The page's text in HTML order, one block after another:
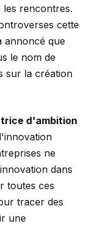
les rencontres.
cette
annoncé que
le nom de
sur la création
d'ambition
ne
dans
toutes ces
tracer des
une